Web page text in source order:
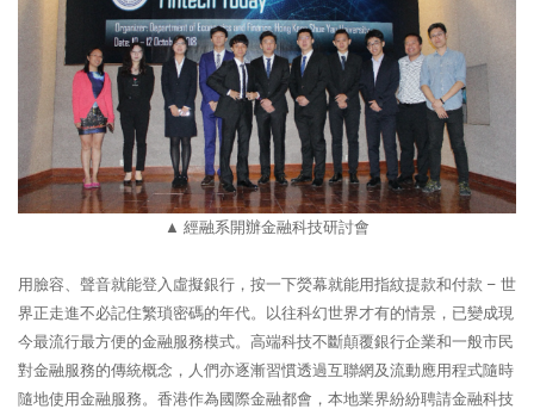
▲ 經融系開辦金融科技研討會
用臉容、聲音就能登入虛擬銀行，按一下熒幕就能用指紋提款和付款 – 世
界正走進不必記住繁瑣密碼的年代。以往科幻世界才有的情景，已變成現
今最流行最方便的金融服務模式。高端科技不斷顛覆銀行企業和一般市民
對金融服務的傳統概念，人們亦逐漸習慣透過互聯網及流動應用程式隨時
隨地使用金融服務。香港作為國際金融都會，本地業界紛紛聘請金融科技